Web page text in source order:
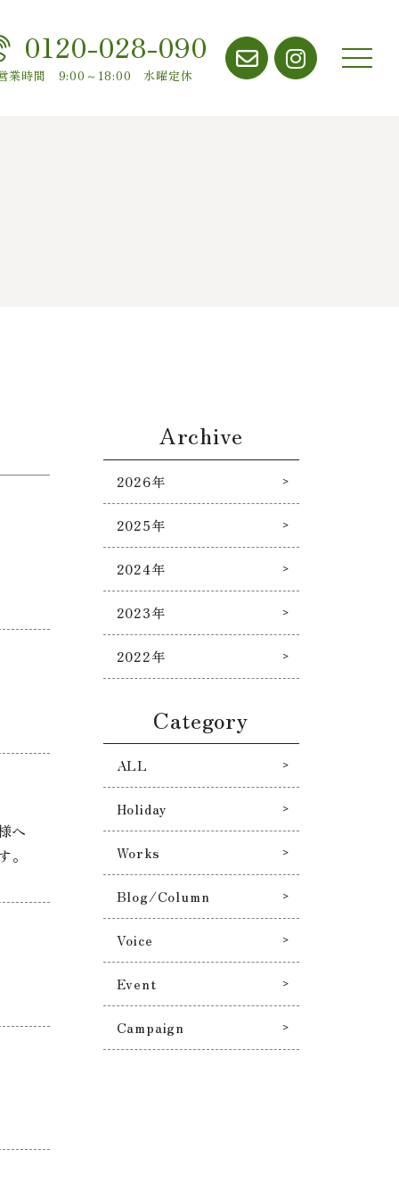
0120-028-090
業時間 9:00～18:00 水曜定休
メニ
へ
Archive
2026年
2025年
2024年
2023年
2022年
Category
ALL
Holiday
Works
Blog/Column
Voice
Event
Campaign